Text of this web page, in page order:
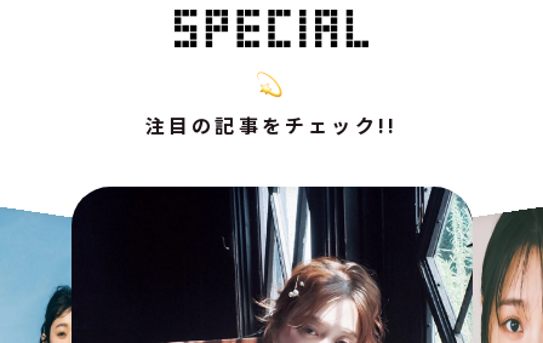
注目の記事をチェック!!